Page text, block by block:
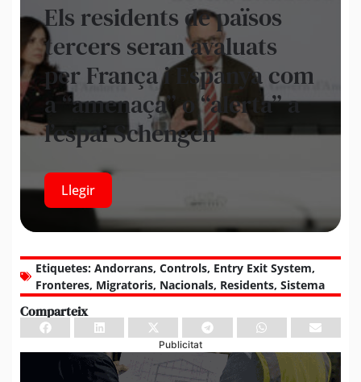
Els residents de països
tercers seran avaluats
per França i Espanya com
a “amenaça” o “alerta” a
l’espai Schengen
Llegir
Etiquetes: Andorrans, Controls, Entry Exit System,
Fronteres, Migratoris, Nacionals, Residents, Sistema
Comparteix
Publicitat